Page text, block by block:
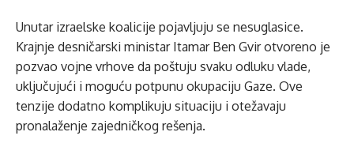
Unutar izraelske koalicije pojavljuju se nesuglasice.
Krajnje desničarski ministar Itamar Ben Gvir otvoreno je
pozvao vojne vrhove da poštuju svaku odluku vlade,
uključujući i moguću potpunu okupaciju Gaze. Ove
tenzije dodatno komplikuju situaciju i otežavaju
pronalaženje zajedničkog rešenja.